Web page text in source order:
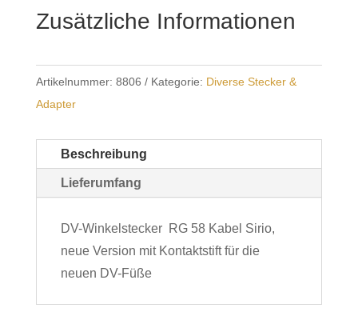
neue
Menge
e
n
e
Zusätzliche Informationen
Artikelnummer: 8806 Kategorie: Diverse Stecker &
Adapter
Beschreibung
Lieferumfang
DV-Winkelstecker RG 58 Kabel Sirio,
neue Version mit Kontaktstift für die
neuen DV-Füße